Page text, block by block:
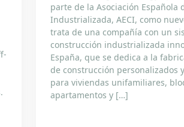
parte de la Asociación Española
Industrializada, AECI, como
trata de una compañía con un
construcción industrializada
España, que se dedica a la
de construcción personalizados
para viviendas unifamiliares,
apartamentos y […]